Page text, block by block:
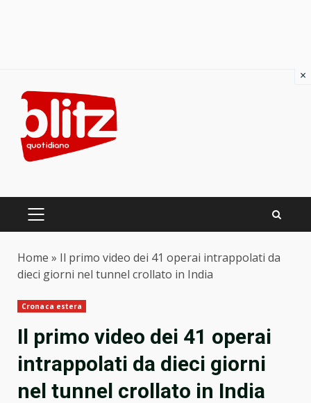
content
PRIMARY
Home » Il primo video dei 41 operai intrappolati da
dieci giorni nel tunnel crollato in India
Cronaca estera
Il primo video dei 41 operai
intrappolati da dieci giorni
nel tunnel crollato in India
×